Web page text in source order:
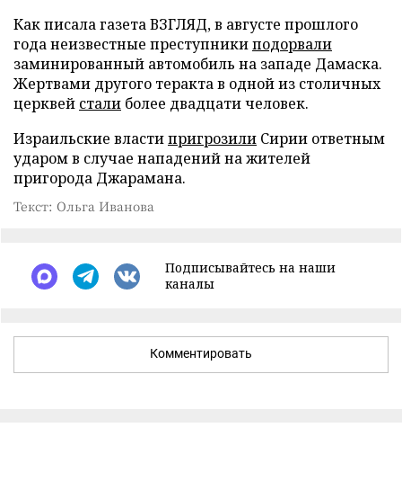
Как писала газета ВЗГЛЯД, в августе прошлого
года неизвестные преступникиподорвали
заминированный автомобиль на западе Дамаска.
Жертвами другого теракта в одной из столичных
церквей стали более двадцати человек.
Израильские властипригрозили Сирии ответным
ударом в случае нападений на жителей
пригорода Джарамана.
Текст: Ольга Иванова
Подписывайтесь на наши
каналы
Комментировать